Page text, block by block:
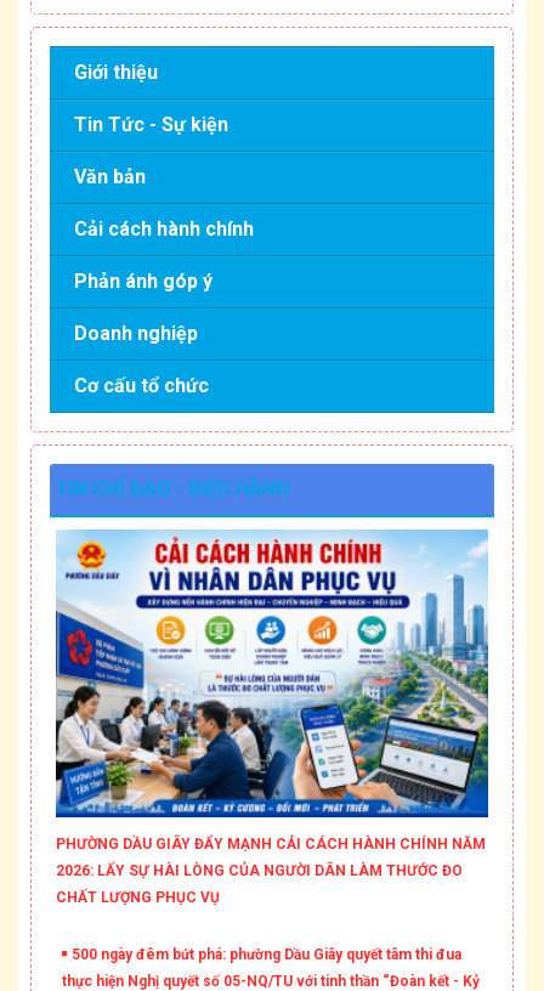
Giới thiệu
Tin Tức - Sự kiện
Văn bản
Cải cách hành chính
Phản ánh góp ý
Doanh nghiệp
Cơ cấu tổ chức
TIN CHỈ ĐẠO - ĐIỀU HÀNH
PHƯỜNG DẦU GIÂY ĐẨY MẠNH CẢI CÁCH HÀNH CHÍNH NĂM
2026: LẤY SỰ HÀI LÒNG CỦA NGƯỜI DÂN LÀM THƯỚC ĐO
CHẤT LƯỢNG PHỤC VỤ
500 ngày đêm bứt phá: phường Dầu Giây quyết tâm thi đua
thực hiện Nghị quyết số 05-NQ/TU với tinh thần “Đoàn kết - Kỷ